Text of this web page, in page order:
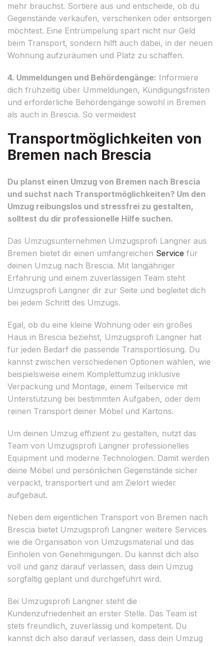
mehr brauchst. Sortiere aus und entscheide, ob du
Gegenstände verkaufen, verschenken oder entsorgen
möchtest. Eine Entrümpelung spart nicht nur Geld
beim Transport, sondern hilft auch dabei, in der neuen
Wohnung aufzuräumen und Platz zu schaffen.
4. Ummeldungen und Behördengänge: Informiere
dich frühzeitig über Ummeldungen, Kündigungsfristen
und erforderliche Behördengänge sowohl in Bremen
als auch in Brescia. So vermeidest
Transportmöglichkeiten von
Bremen nach Brescia
Du planst einen Umzug von Bremen nach Brescia
und suchst nach Transportmöglichkeiten? Um den
Umzug reibungslos und stressfrei zu gestalten,
solltest du dir professionelle Hilfe suchen.
Das Umzugsunternehmen Umzugsprofi Langner aus
Bremen bietet dir einen umfangreichen Service für
deinen Umzug nach Brescia. Mit langjähriger
Erfahrung und einem zuverlässigen Team steht
Umzugsprofi Langner dir zur Seite und begleitet dich
bei jedem Schritt des Umzugs.
Egal, ob du eine kleine Wohnung oder ein großes
Haus in Brescia beziehst, Umzugsprofi Langner hat
für jeden Bedarf die passende Transportlösung. Du
kannst zwischen verschiedenen Optionen wählen, wie
beispielsweise einem Komplettumzug inklusive
Verpackung und Montage, einem Teilservice mit
Unterstützung bei bestimmten Aufgaben, oder dem
reinen Transport deiner Möbel und Kartons.
Um deinen Umzug effizient zu gestalten, nutzt das
Team von Umzugsprofi Langner professionelles
Equipment und moderne Technologien. Damit werden
deine Möbel und persönlichen Gegenstände sicher
verpackt, transportiert und am Zielort wieder
aufgebaut.
Neben dem eigentlichen Transport von Bremen nach
Brescia bietet Umzugsprofi Langner weitere Services
wie die Organisation von Umzugsmaterial und das
Einholen von Genehmigungen. Du kannst dich also
voll und ganz darauf verlassen, dass dein Umzug
sorgfältig geplant und durchgeführt wird.
Bei Umzugsprofi Langner steht die
Kundenzufriedenheit an erster Stelle. Das Team ist
stets freundlich, zuverlässig und kompetent. Du
kannst dich also darauf verlassen, dass dein Umzug